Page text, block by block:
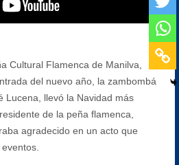
Cultural Flamenca de Manilva,
del nuevo año, la zambombá
Lucena, llevó la Navidad más
de la peña flamenca,
agradecido en un acto que